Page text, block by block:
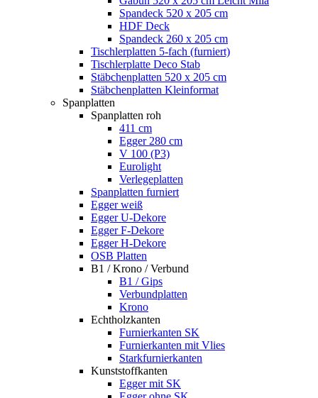
Spandeck 520 x 205 cm
HDF Deck
Spandeck 260 x 205 cm
Tischlerplatten 5-fach (furniert)
Tischlerplatte Deco Stab
Stäbchenplatten 520 x 205 cm
Stäbchenplatten Kleinformat
Spanplatten
Spanplatten roh
411 cm
Egger 280 cm
V 100 (P3)
Eurolight
Verlegeplatten
Spanplatten furniert
Egger weiß
Egger U-Dekore
Egger F-Dekore
Egger H-Dekore
OSB Platten
B1 / Krono / Verbund
B1 / Gips
Verbundplatten
Krono
Echtholzkanten
Furnierkanten SK
Furnierkanten mit Vlies
Starkfurnierkanten
Kunststoffkanten
Egger mit SK